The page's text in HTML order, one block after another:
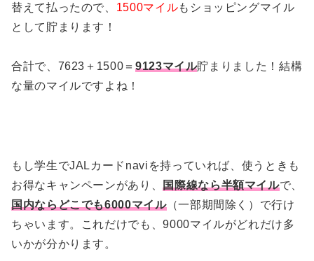
替えて払ったので、 1500マイルもショッピングマイル
として貯まります！
合計で、7623＋1500＝ 9123マイル貯まりました！結構
な量のマイルですよね！
もし学生でJALカードnaviを持っていれば、使うときも
お得なキャンペーンがあり、国際線なら半額マイルで、
国内ならどこでも6000マイル（一部期間除く）で行け
ちゃいます。これだけでも、9000マイルがどれだけ多
いかが分かります。